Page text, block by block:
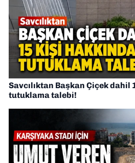
Savcılıktan Başkan Çiçek dahil
tutuklama talebi!